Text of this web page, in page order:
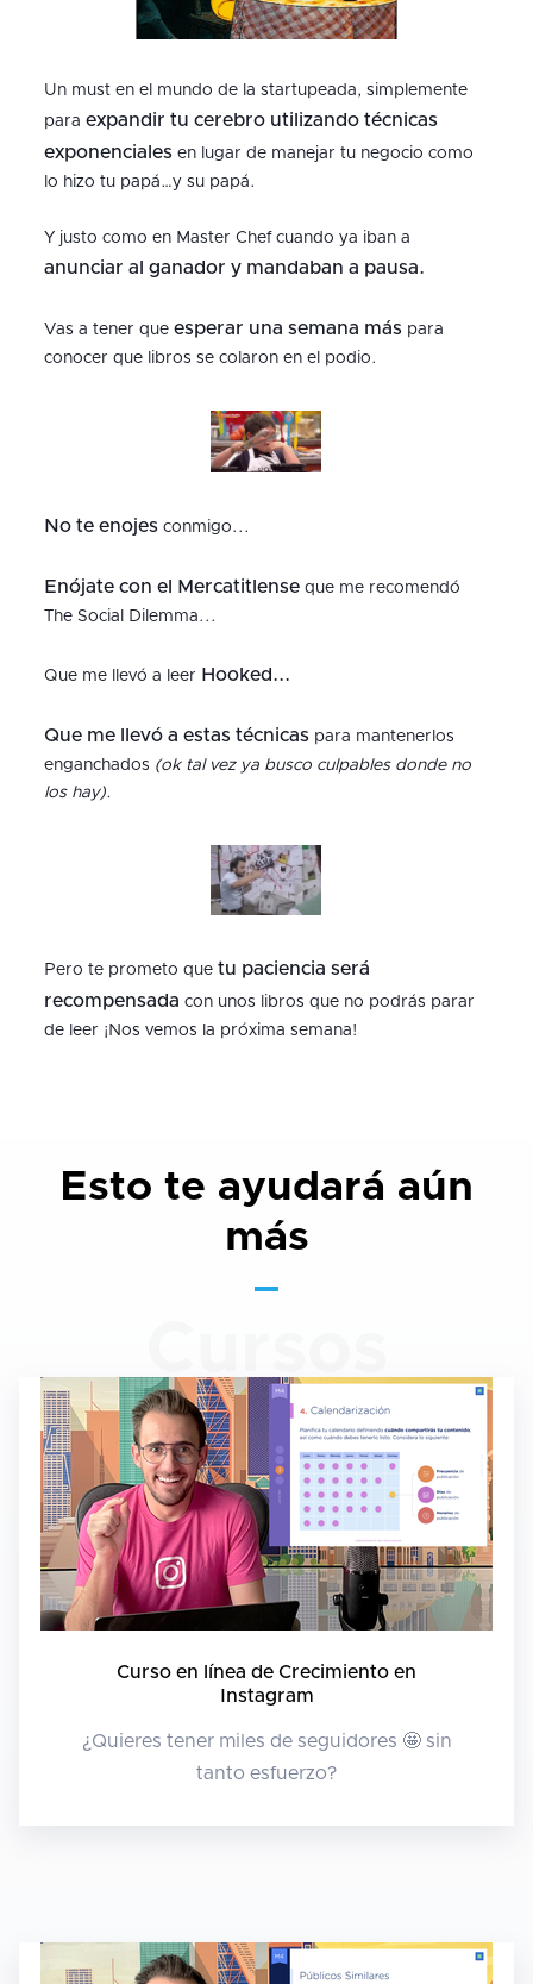
Un must en el mundo de la startupeada, simplemente
para expandir tu cerebro utilizando técnicas
exponenciales en lugar de manejar tu negocio como
lo hizo tu papá…y su papá.
Y justo como en Master Chef cuando ya iban a
anunciar al ganador y mandaban a pausa.
Vas a tener que esperar una semana más para
conocer que libros se colaron en el podio.
No te enojes conmigo...
Enójate con el Mercatitlenseque me recomendó
The Social Dilemma...
Que me llevó a leer Hooked...
Que me llevó a estas técnicas para mantenerlos
enganchados (ok tal vez ya busco culpables donde no
los hay).
Pero te prometo que tu paciencia será
recompensada con unos libros que no podrás parar
de leer ¡Nos vemos la próxima semana!
Esto te ayudará aún
más
Curso en línea de Crecimiento en
Instagram
¿Quieres tener miles de seguidores 🤩 sin
tanto esfuerzo?